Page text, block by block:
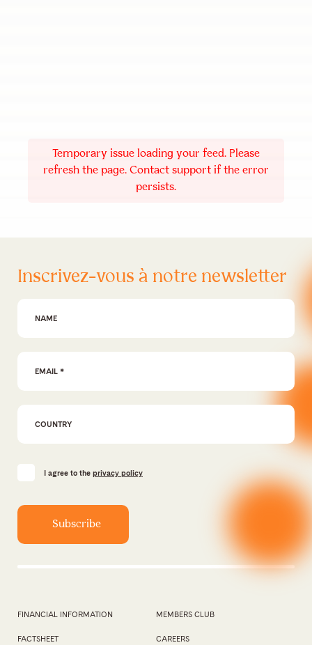
Temporary issue loading your feed. Please
refresh the page. Contact support if the error
persists.
Inscrivez-vous à notre newsletter
I agree to the privacy policy
FINANCIAL INFORMATION
FACTSHEET
MEMBERS CLUB
CAREERS